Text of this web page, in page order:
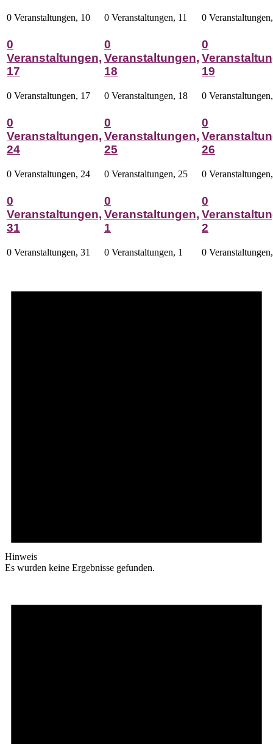
0 Veranstaltungen, 10 0 Veranstaltungen, 11 0
0
Veranstaltungen,
17
0 Veranstaltungen, 17
0
Veranstaltungen,
18
0 Veranstaltungen, 18
0
19
0
0
Veranstaltungen,
24
0 Veranstaltungen, 24
0
Veranstaltungen,
25
0 Veranstaltungen, 25
0
26
0
0
Veranstaltungen,
31
0 Veranstaltungen, 31
0
Veranstaltungen,
1
0 Veranstaltungen, 1
0
2
0
Hinweis
Es wurden keine Ergebnisse gefunden.